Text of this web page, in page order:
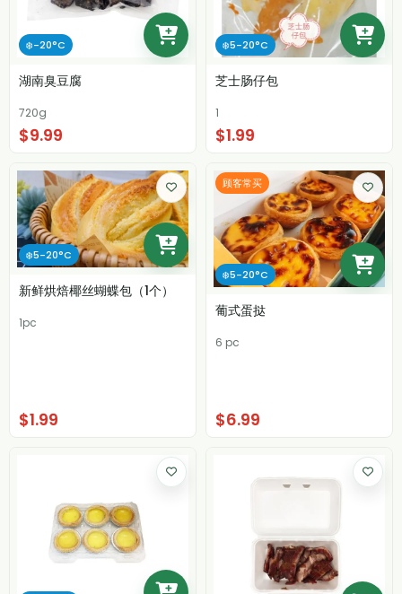
❄️-20°C
湖南臭豆腐
720g
$9.99
❄️5-20°C
芝士肠仔包
1
$1.99
❄️5-20°C
新鲜烘焙椰丝蝴蝶包（1个）
1pc
$1.99
顾客常买
❄️5-20°C
葡式蛋挞
6 pc
$6.99